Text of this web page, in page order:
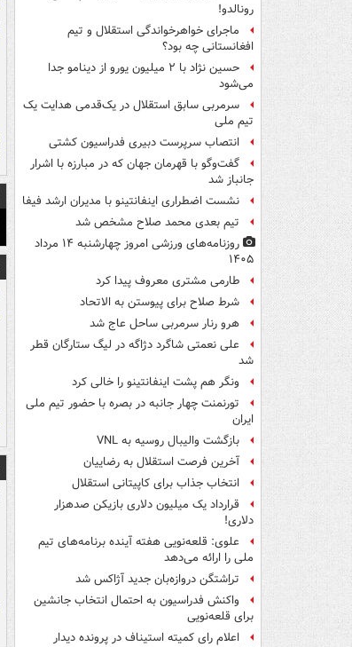
رونالدو!
ماجرای خواهرخواندگی استقلال و تیم
افغانستانی چه بود؟
حسین نژاد با ۲ میلیون یورو از دینامو جدا
می‌شود
سرمربی سابق استقلال در یک‌قدمی هدایت یک
تیم ملی
انتصاب سرپرست دبیری فدراسیون کشتی
گفت‌وگو با قهرمان جهان که در مبارزه با اشرار
جانباز شد
نشست اضطراری اینفانتینو با مدیران ارشد فیفا
تیم بعدی محمد صلاح مشخص شد
روزنامه‌های ورزشی امروز چهارشنبه ۱۴ مرداد
۱۴۰۵
طارمی مشتری معروف پیدا کرد
شرط صلاح برای پیوستن به الاتحاد
هرو رنار سرمربی ساحل عاج شد
علی نعمتی شاگرد دژاگه در لیگ ستارگان قطر
شد
ونگر هم پشت اینفانتینو را خالی کرد
تورنمنت چهار جانبه در بصره با حضور تیم ملی
ایران
بازگشت والیبال روسیه به VNL
آخرین فرصت استقلال به رضاییان
انتخاب جذاب برای کاپیتانی استقلال
قرارداد یک میلیون دلاری بازیکن صدهزار
دلاری!
علوی: قلعه‌نویی هفته آینده برنامه‌های تیم
ملی را ارائه می‌دهد
تراِشتگن دروازه‌بان جدید آژاکس شد
واکنش فدراسیون به احتمال انتخاب جانشین
برای قلعه‌نویی
اعلام رای کمیته استیناف در پرونده دیدار